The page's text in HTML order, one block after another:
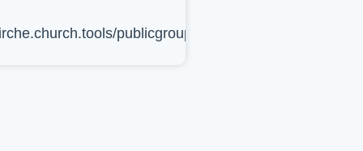
publicgroup/617